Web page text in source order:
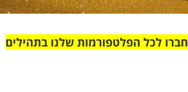
לכל הפלטפורמות שלנו בתהילים